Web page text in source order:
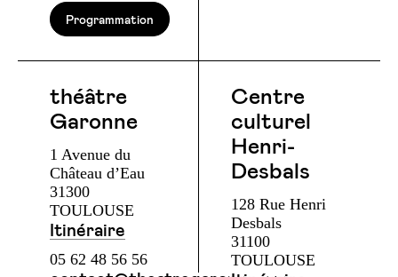
Programmation
théâtre
Garonne
1 Avenue du
Château d’Eau
31300
TOULOUSE
Itinéraire
05 62 48 56 56
Centre
culturel
Henri-
Desbals
128 Rue Henri
Desbals
31100
TOULOUSE